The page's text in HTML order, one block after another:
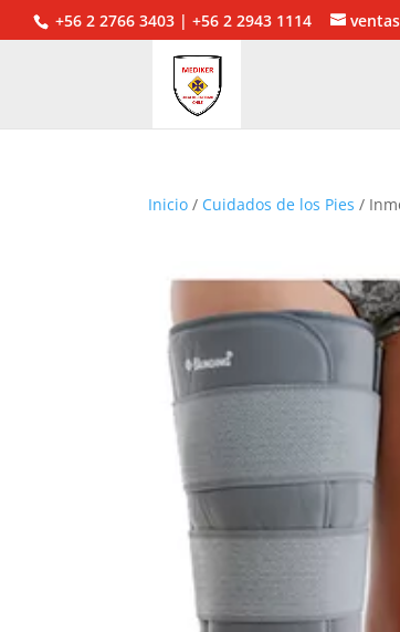
+56 2 2766 3403 | +56 2 2943 1114
Inicio / Cuidados de los Pies /